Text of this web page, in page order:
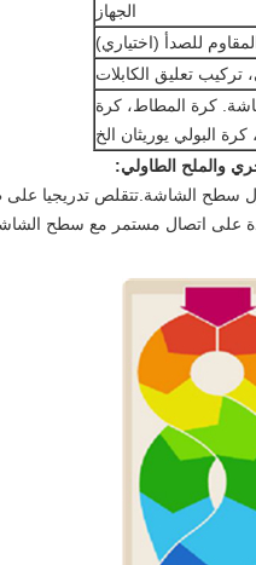
الجهاز
للصدأ (اختياري)
تعليق الكابلات
كرة المطاط، كرة
كرة البولي يوريثان الخ
والملح الطاولي:
سطح الشاشة.تتقلص تدريجيا
على اتصال مستمر مع سطح